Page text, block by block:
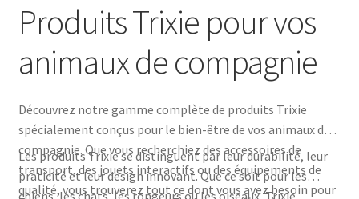
SERVICES
🍁 PRODUITS CANADIEN
VENTES
Produits Trixie pour vos
animaux de compagnie
Découvrez notre gamme complète de produits Trixie
spécialement conçus pour le bien-être de vos animaux de
compagnie. Que vous recherchiez des accessoires de
transport, des jouets interactifs ou des équipements de
qualité, vous trouverez tout ce dont vous avez besoin pour
Les produits Trixie se distinguent par leur durabilité, leur
praticité et leur design innovant. Que ce soit pour les
chiens, les chats, les rongeurs ou les oiseaux, Trixie